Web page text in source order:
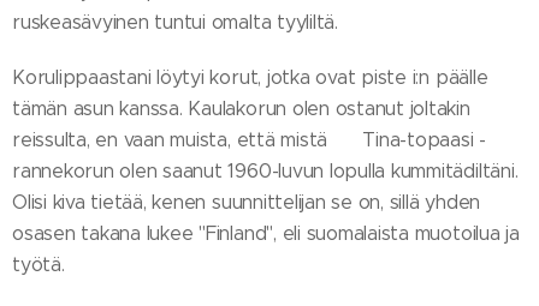
ruskeasävyinen tuntui omalta tyyliltä.
Korulippaastani löytyi korut, jotka ovat piste i:n päälle
tämän asun kanssa. Kaulakorun olen ostanut joltakin
reissulta, en vaan muista, että mistä 🤔 Tina-topaasi -
rannekorun olen saanut 1960-luvun lopulla kummitädiltäni.
Olisi kiva tietää, kenen suunnittelijan se on, sillä yhden
osasen takana lukee "Finland", eli suomalaista muotoilua ja
työtä.